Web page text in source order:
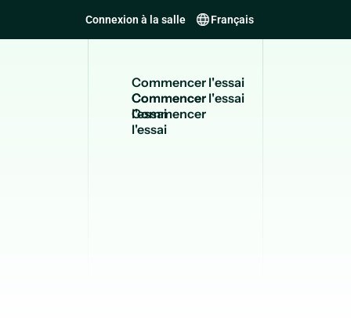
Connexion à la salle Français
Commencerl'essai
Commencer
l'essai